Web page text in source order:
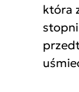
która